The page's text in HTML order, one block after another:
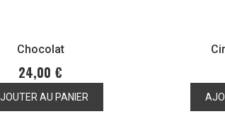
Chocolat
24,00 €
AU PANIER